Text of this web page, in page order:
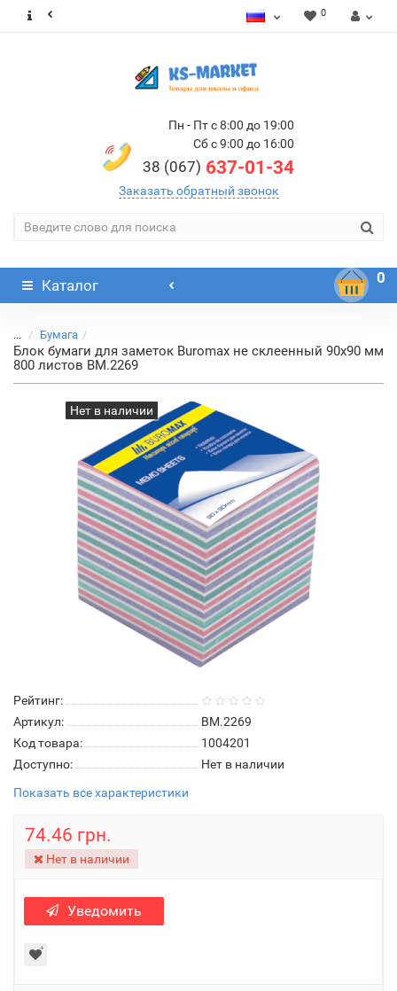
0
Пн - Пт с 8:00 до 19:00
Сб с 9:00 до 16:00
38 (067) 637-01-34
Заказать обратный звонок
Каталог 0
... Бумага
Блок бумаги для заметок Buromax не склеенный 90х90 мм
800 листов BM.2269
Нет в наличии
Рейтинг:
Артикул:
BM.2269
Код товара:
1004201
Доступно:
Нет в наличии
Показать все характеристики
74.46 грн.
Нет в наличии
Уведомить